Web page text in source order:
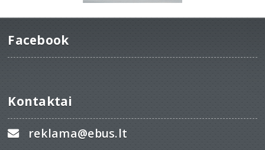
Facebook
Kontaktai
reklama@ebus.lt